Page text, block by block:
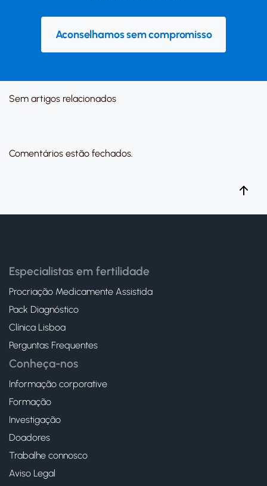
Aconselhamos sem compromisso
Sem artigos relacionados
Comentários estão fechados.
Especialistas em fertilidade
Procriação Medicamente Assistida
Pack Diagnóstico
Clínica Lisboa
Perguntas Frequentes
Conheça-nos
Informação corporative
Formação
Investigação
Doadores
Trabalhe connosco
Aviso Legal